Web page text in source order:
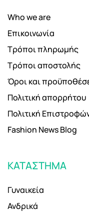
Who we are
Επικοινωνία
Τρόποι πληρωμής
Τρόποι αποστολής
Όροι και
Πολιτική απορρήτου
Πολιτική
Fashion News Blog
ΚΑΤΑΣΤΗΜΑ
Γυναικεία
Ανδρικά